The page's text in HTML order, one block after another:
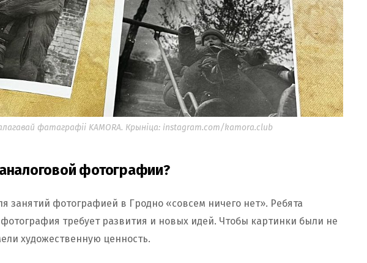
фатаграфіі KAMORA. Крыніца: instagram.com/kamora.club
фотографии?
занятий фотографией в Гродно «совсем ничего нет». Ребята
требует развития и новых идей. Чтобы картинки были не
художественную ценность.